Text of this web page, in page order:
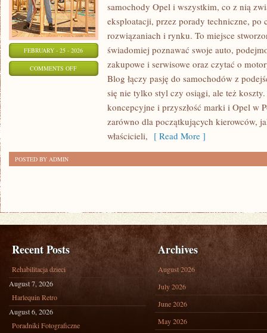
FEBRUARY - 25 - 2026
COMMENTS OFFON
samochody Opel i wszystkim, co z nią
eksploatacji, przez porady techniczne, po
rozwiązaniach i rynku. To miejsce
świadomiej poznawać swoje auto,
zakupowe i serwisowe oraz czytać o
Blog łączy pasję do samochodów z
się nie tylko styl czy osiągi, ale też
koncepcyjne i przyszłość marki i Opel w
zarówno dla początkujących kierowców,
właścicieli, [ Read More ]
POSTED BY ADMIN
Recent Posts
Rehabilitacja dzieci
August 7, 2026
Harlequin Retro
August 6, 2026
Poradniki Fotograficzne
Archives
August 2026
July 2026
June 2026
May 2026